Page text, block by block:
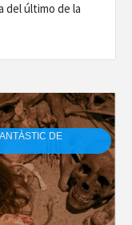
del último de la
DE